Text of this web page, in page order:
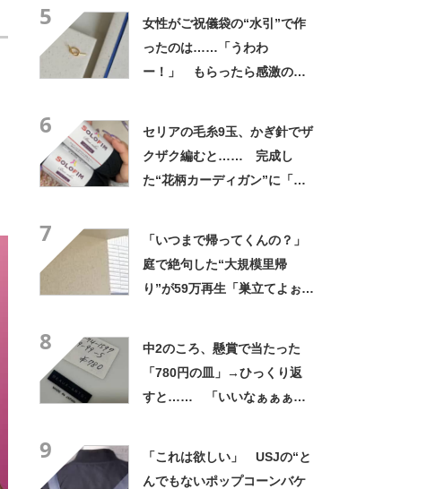
5
女性がご祝儀袋の“水引”で作
ったのは……「うわわ
ー！」 もらったら感激のデ
6
セリアの毛糸9玉、かぎ針でザ
クザク編むと…… 完成し
た“花柄カーディガン”に「す
7
「いつまで帰ってくんの？」
庭で絶句した“大規模里帰
り”が59万再生「巣立てよぉぉ
8
中2のころ、懸賞で当たった
「780円の皿」→ひっくり返
すと…… 「いいなぁぁぁぁ
9
「これは欲しい」 USJの“と
んでもないポップコーンバケ